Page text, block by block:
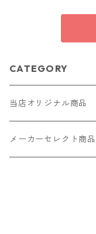
CATEGORY
当店オリジナル商品
レザー（革）
メーカーセレクト商品